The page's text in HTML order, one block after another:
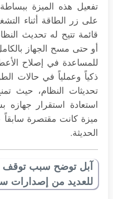
تفعيل هذه الميزة
على زر الطاقة أثناء
قائمة تتيح له تحديث
أو حتى مسح الجهاز
للمساعدة في إصلاح
ذكياً وعملياً في حالات
تحديثات النظام، حيث
استعادة استقرار
ميزة كانت مقتصرة
الحديثة.
للعديد من إصدارات